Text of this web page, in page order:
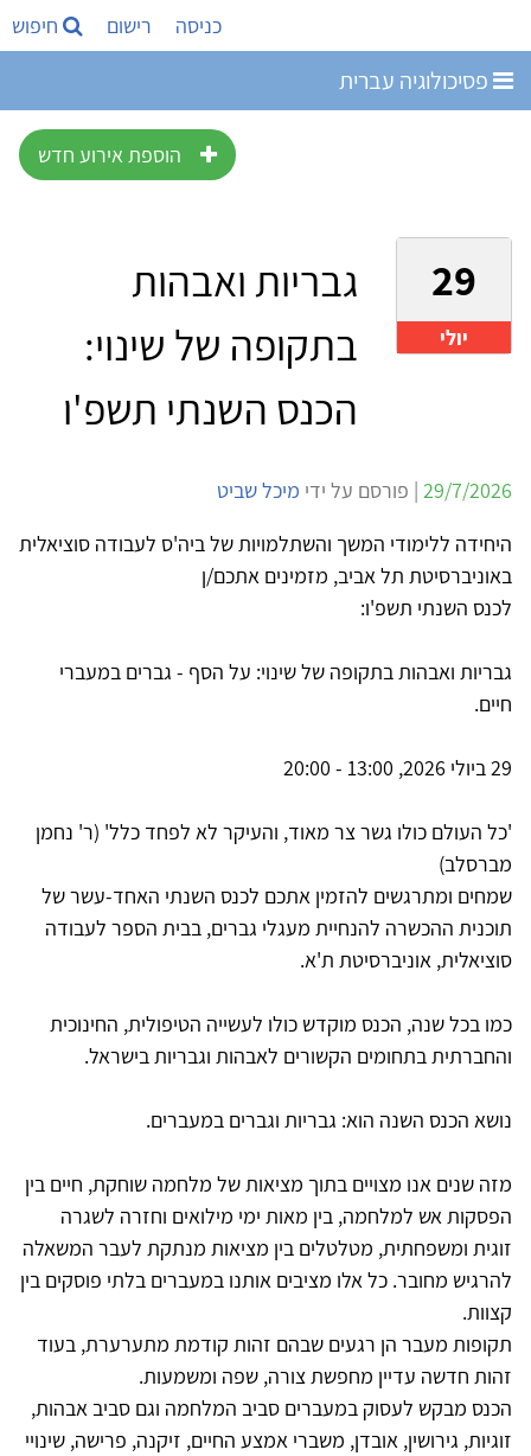
כניסה רישום חיפוש
פסיכולוגיה עברית
הוספת אירוע חדש
29
יולי
גבריות ואבהות
בתקופה של שינוי:
הכנס השנתי תשפ'ו
29/7/2026 | פורסם על ידי מיכל שביט
היחידה ללימודי המשך והשתלמויות של ביה'ס לעבודה סוציאלית
באוניברסיטת תל אביב, מזמינים אתכם/ן
לכנס השנתי תשפ'ו:
גבריות ואבהות בתקופה של שינוי: על הסף - גברים במעברי
חיים.
29 ביולי 2026, 13:00 - 20:00
'כל העולם כולו גשר צר מאוד, והעיקר לא לפחד כלל' (ר' נחמן
מברסלב)
שמחים ומתרגשים להזמין אתכם לכנס השנתי האחד-עשר של
תוכנית ההכשרה להנחיית מעגלי גברים, בבית הספר לעבודה
סוציאלית, אוניברסיטת ת'א.
כמו בכל שנה, הכנס מוקדש כולו לעשייה הטיפולית, החינוכית
והחברתית בתחומים הקשורים לאבהות וגבריות בישראל.
נושא הכנס השנה הוא: גבריות וגברים במעברים.
מזה שנים אנו מצויים בתוך מציאות של מלחמה שוחקת, חיים בין
הפסקות אש למלחמה, בין מאות ימי מילואים וחזרה לשגרה
זוגית ומשפחתית, מטלטלים בין מציאות מנתקת לעבר המשאלה
להרגיש מחובר. כל אלו מציבים אותנו במעברים בלתי פוסקים בין
קצוות.
תקופות מעבר הן רגעים שבהם זהות קודמת מתערערת, בעוד
זהות חדשה עדיין מחפשת צורה, שפה ומשמעות.
הכנס מבקש לעסוק במעברים סביב המלחמה וגם סביב אבהות,
זוגיות, גירושין, אובדן, משברי אמצע החיים, זיקנה, פרישה, שינויי